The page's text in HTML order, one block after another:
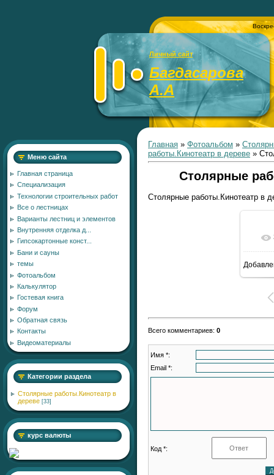
Личный сайт
Багдасарова
А.А
Меню сайта
Главная страница
Специализация
Технологии строительных работ
Все о лестницах
Варианты лестниц и элементов
Внутренняя отделка д...
Гипсокартонные конст...
Бани и сауны
темы
Фотоальбом
Калькулятор
Гостевая книга
Форум
Обратная связь
Контакты
Видеоматериалы
Категории раздела
Столярные работы.Кинотеатр в
дереве [33]
курс валюты
Главная » Фотоальбом »
работы.Кинотеатр в дереве »
Столярные
Столярные работы.Кинотеатр в
Всего комментариев: 0
Имя *:
Email *:
Код *: